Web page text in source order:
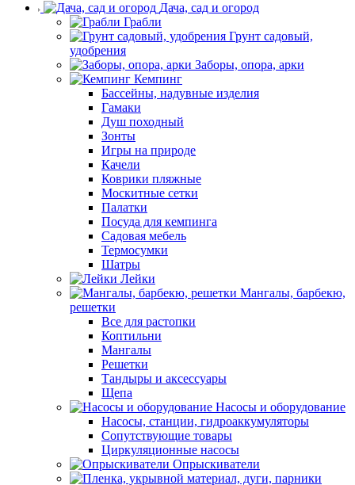
Дача, сад и огород
Грабли
Грунт садовый,
удобрения
Заборы, опора, арки
Кемпинг
Бассейны, надувные изделия
Гамаки
Душ походный
Зонты
Игры на природе
Качели
Коврики пляжные
Москитные сетки
Палатки
Посуда для кемпинга
Садовая мебель
Термосумки
Шатры
Лейки
Мангалы, барбекю,
решетки
Все для растопки
Коптильни
Мангалы
Решетки
Тандыры и аксессуары
Щепа
Насосы и оборудование
Насосы, станции, гидроаккумуляторы
Сопутствующие товары
Циркуляционные насосы
Опрыскиватели